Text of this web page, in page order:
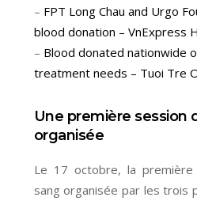
– FPT Long Chau and Urgo
blood donation – VnExpress
– Blood donated nationwide
treatment needs – Tuoi Tre
Une première session
organisée
Le 17 octobre, la
sang organisée par les trois